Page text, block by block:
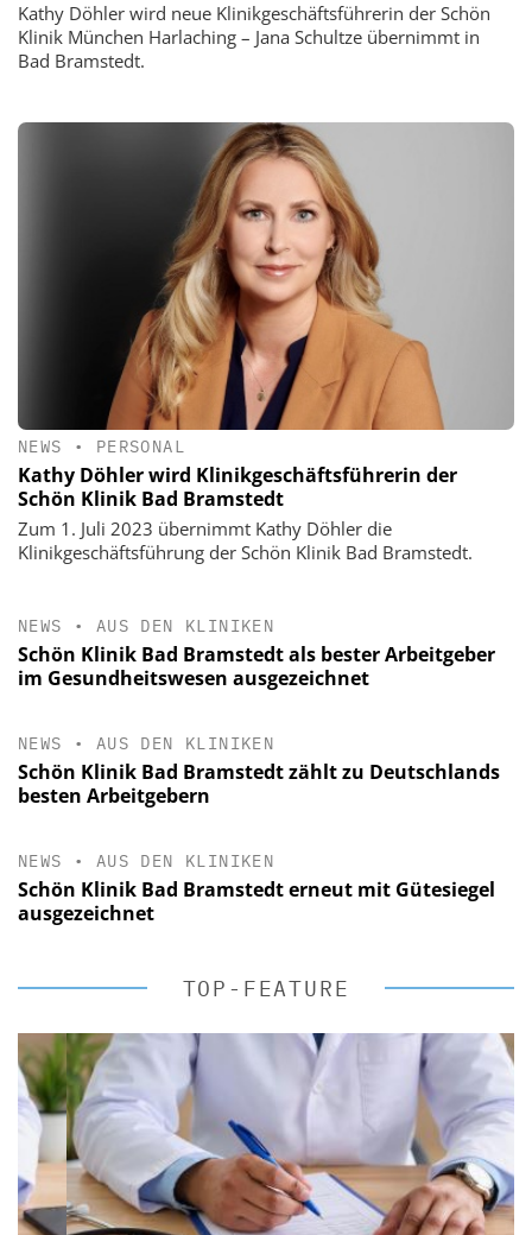
Kathy Döhler wird neue Klinikgeschäftsführerin der Schön
Klinik München Harlaching – Jana Schultze übernimmt in
Bad Bramstedt.
NEWS • PERSONAL
Kathy Döhler wird Klinikgeschäftsführerin der
Schön Klinik Bad Bramstedt
Zum 1. Juli 2023 übernimmt Kathy Döhler die
Klinikgeschäftsführung der Schön Klinik Bad Bramstedt.
NEWS • AUS DEN KLINIKEN
Schön Klinik Bad Bramstedt als bester Arbeitgeber
im Gesundheitswesen ausgezeichnet
NEWS • AUS DEN KLINIKEN
Schön Klinik Bad Bramstedt zählt zu Deutschlands
besten Arbeitgebern
NEWS • AUS DEN KLINIKEN
Schön Klinik Bad Bramstedt erneut mit Gütesiegel
ausgezeichnet
TOP-FEATURE